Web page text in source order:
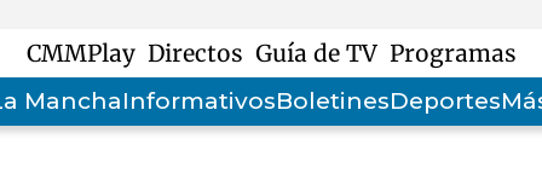
CMMPlay Directos Guía de TV Programas
ManchaInformativosBoletinesDeportes